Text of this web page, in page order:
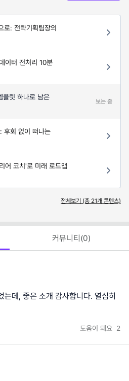
로: 전략기획팀장의
이터 전처리 10분
릿 하나로 남은
보는 중
후회 없이 떠나는
어 코치'로 미래 로드맵
전체보기 (총 21개 콘텐츠)
커뮤니티(0)
데, 좋은 소개 감사합니다. 열심히
도움이 돼요 2